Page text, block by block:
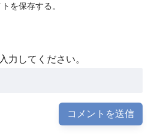
を保存する。
力してください。